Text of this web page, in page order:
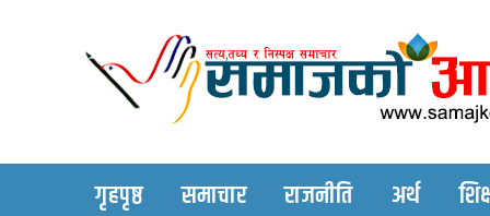
गृहपृष्ठ समाचार राजनीति अर्थ